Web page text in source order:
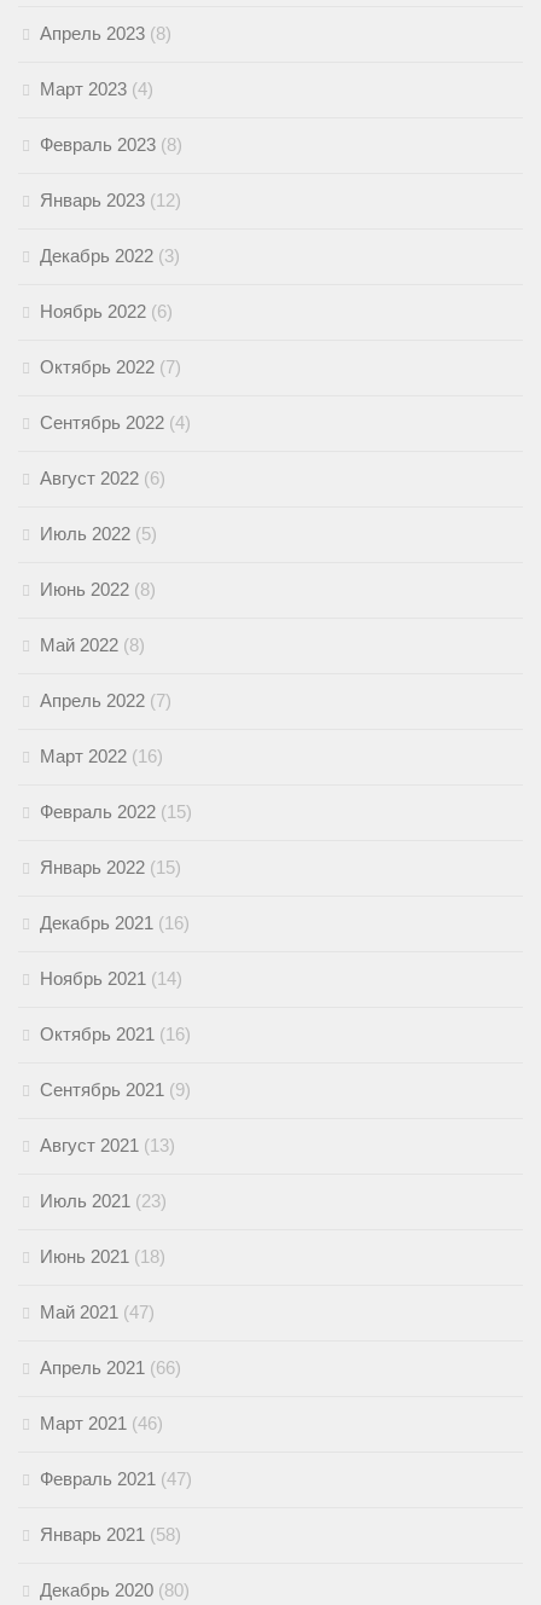
Апрель 2023 (8)
Март 2023 (4)
Февраль 2023 (8)
Январь 2023 (12)
Декабрь 2022 (3)
Ноябрь 2022 (6)
Октябрь 2022 (7)
Сентябрь 2022 (4)
Август 2022 (6)
Июль 2022 (5)
Июнь 2022 (8)
Май 2022 (8)
Апрель 2022 (7)
Март 2022 (16)
Февраль 2022 (15)
Январь 2022 (15)
Декабрь 2021 (16)
Ноябрь 2021 (14)
Октябрь 2021 (16)
Сентябрь 2021 (9)
Август 2021 (13)
Июль 2021 (23)
Июнь 2021 (18)
Май 2021 (47)
Апрель 2021 (66)
Март 2021 (46)
Февраль 2021 (47)
Январь 2021 (58)
Декабрь 2020 (80)